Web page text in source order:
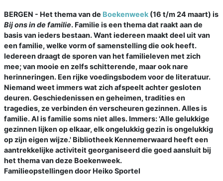
BERGEN - Het thema van de Boekenweek (16 t/m 24 maart) is
Bij ons in de familie. Familie is een thema dat raakt aan de
basis van ieders bestaan. Want iedereen maakt deel uit van
een familie, welke vorm of samenstelling die ook heeft.
Iedereen draagt de sporen van het familieleven met zich
mee; van mooie en zelfs schitterende, maar ook nare
herinneringen. Een rijke voedingsbodem voor de literatuur.
Niemand weet immers wat zich afspeelt achter gesloten
deuren. Geschiedenissen en geheimen, tradities en
tragedies, ze verbinden én verscheuren gezinnen. Alles is
familie. Al is familie soms niet alles. Immers: 'Alle gelukkige
gezinnen lijken op elkaar, elk ongelukkig gezin is ongelukkig
op zijn eigen wijze.' Bibliotheek Kennemerwaard heeft een
aantrekkelijke activiteit georganiseerd die goed aansluit bij
het thema van deze Boekenweek.
Familieopstellingen door Heiko Sportel